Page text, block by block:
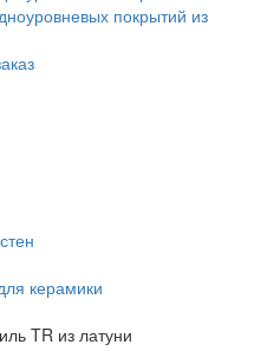
покрытий из
керамики
TR из латуни